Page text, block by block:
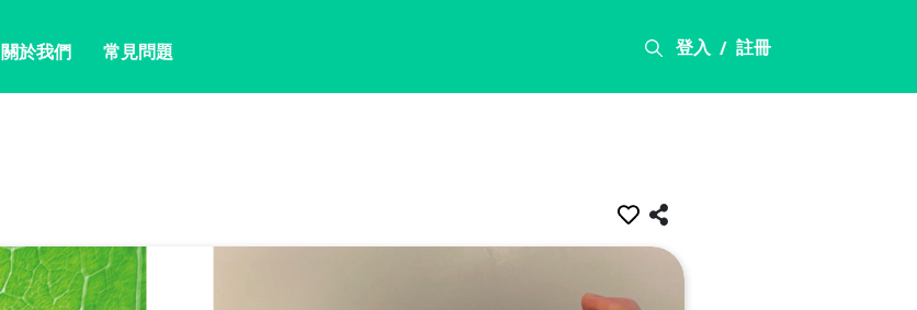
登入 / 註冊
關於我們 常見問題